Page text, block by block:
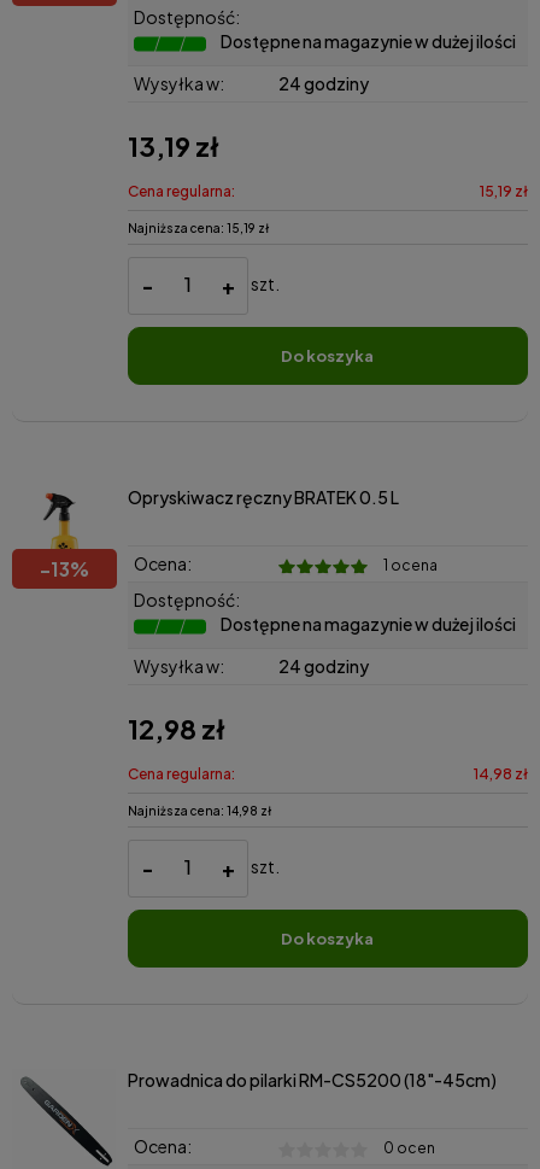
Dostępność:
Dostępne na magazynie w dużej ilości
Wysyłka w:
24 godziny
13,19 zł
Cena regularna: 15,19 zł
Najniższa cena: 15,19 zł
- + szt.
do koszyka
-13%
Opryskiwacz ręczny BRATEK 0.5 L
Ocena: 1 ocena
Dostępność:
Dostępne na magazynie w dużej ilości
Wysyłka w:
24 godziny
12,98 zł
Cena regularna: 14,98 zł
Najniższa cena: 14,98 zł
- + szt.
do koszyka
Prowadnica do pilarki RM-CS5200 (18"-45cm)
Ocena: 0 ocen